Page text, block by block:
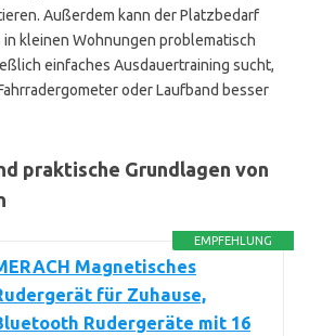
Außerdem kann der Platzbedarf
in kleinen Wohnungen problematisch
einfaches Ausdauertraining sucht,
oder Laufband besser
praktische Grundlagen von
EMPFEHLUNG
Magnetisches
für Zuhause,
Rudergeräte mit 16